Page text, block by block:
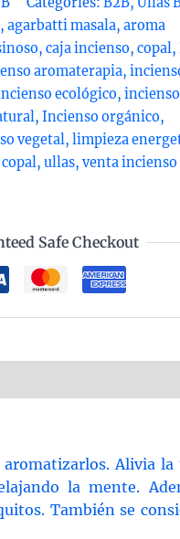
, agarbatti masala, aroma
, caja incienso, copal,
aromaterapia,
ecológico, incienso
, Incienso orgánico,
vegetal, limpieza
, ullas, venta incienso
Safe Checkout
Alivia la
la mente.
También se